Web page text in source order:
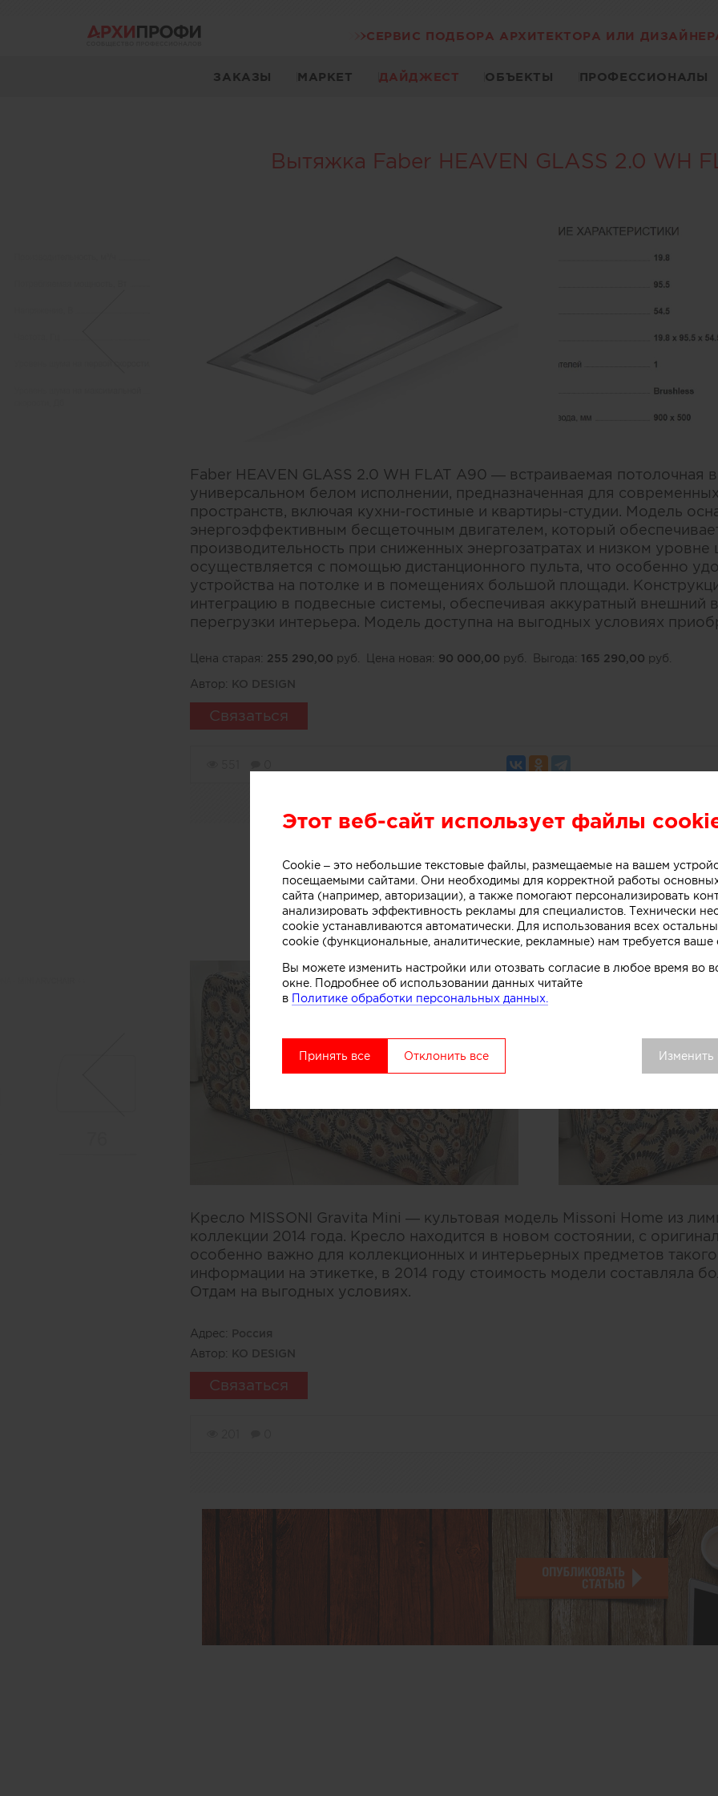
СЕРВИС ПОДБОРА АРХИТЕКТОРА ИЛИ
ЗАКАЗЫ МАРКЕТ ДАЙДЖЕСТ ОБЪЕКТЫ ПРОФЕССИОНАЛЫ
Вытяжка Faber HEAVEN GLASS 2.0 WH
Faber HEAVEN GLASS 2.0 WH FLAT A90 — встраиваемая потолочная
универсальном белом исполнении, предназначенная для
пространств, включая кухни-гостиные и квартиры-студии. Модель
энергоэффективным бесщеточным двигателем, который
производительность при сниженных энергозатратах и низком
осуществляется с помощью дистанционного пульта, что особенно
устройства на потолке и в помещениях большой площади.
интеграцию в подвесные системы, обеспечивая аккуратный внешний
перегрузки интерьера. Модель доступна на выгодных условиях
Цена старая: 255 290,00 руб. Цена новая: 90 000,00 руб. Выгода: 165 290,00 руб.
Автор: KO DESIGN
Связаться
Кресло MISSONI Gravita Mini /
Кресло MISSONI Gravita Mini — культовая модель Missoni Home из
коллекции 2014 года. Кресло находится в новом состоянии, с
особенно важно для коллекционных и интерьерных предметов
информации на этикетке, в 2014 году стоимость модели составляла
Отдам на выгодных условиях.
Адрес: Россия
Автор: KO DESIGN
Связаться
Этот веб-сайт использует файлы
Cookie – это небольшие текстовые файлы, размещаемые на вашем
посещаемыми сайтами. Они необходимы для корректной работы
сайта (например, авторизации), а также помогают персонализировать
анализировать эффективность рекламы для специалистов. Технически
cookie устанавливаются автоматически. Для использования всех
cookie (функциональные, аналитические, рекламные) нам требуется ваше
Вы можете изменить настройки или отозвать согласие в любое время во
окне. Подробнее об использовании данных читайте
в Политике обработки персональных данных.
Принять все Отклонить все Изменить